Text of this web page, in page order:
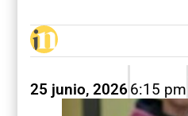
25 junio, 20266:15 pm